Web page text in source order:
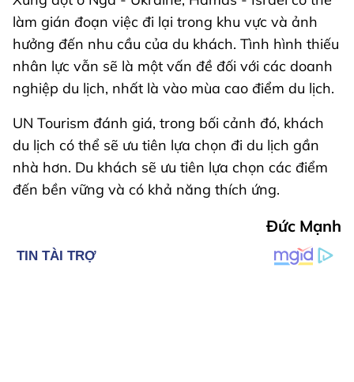
làm gián đoạn việc đi lại trong khu vực và ảnh
hưởng đến nhu cầu của du khách. Tình hình thiếu
nhân lực vẫn sẽ là một vấn đề đối với các doanh
nghiệp du lịch, nhất là vào mùa cao điểm du lịch.
UN Tourism đánh giá, trong bối cảnh đó, khách
du lịch có thể sẽ ưu tiên lựa chọn đi du lịch gần
nhà hơn. Du khách sẽ ưu tiên lựa chọn các điểm
đến bền vững và có khả năng thích ứng.
Đức Mạnh